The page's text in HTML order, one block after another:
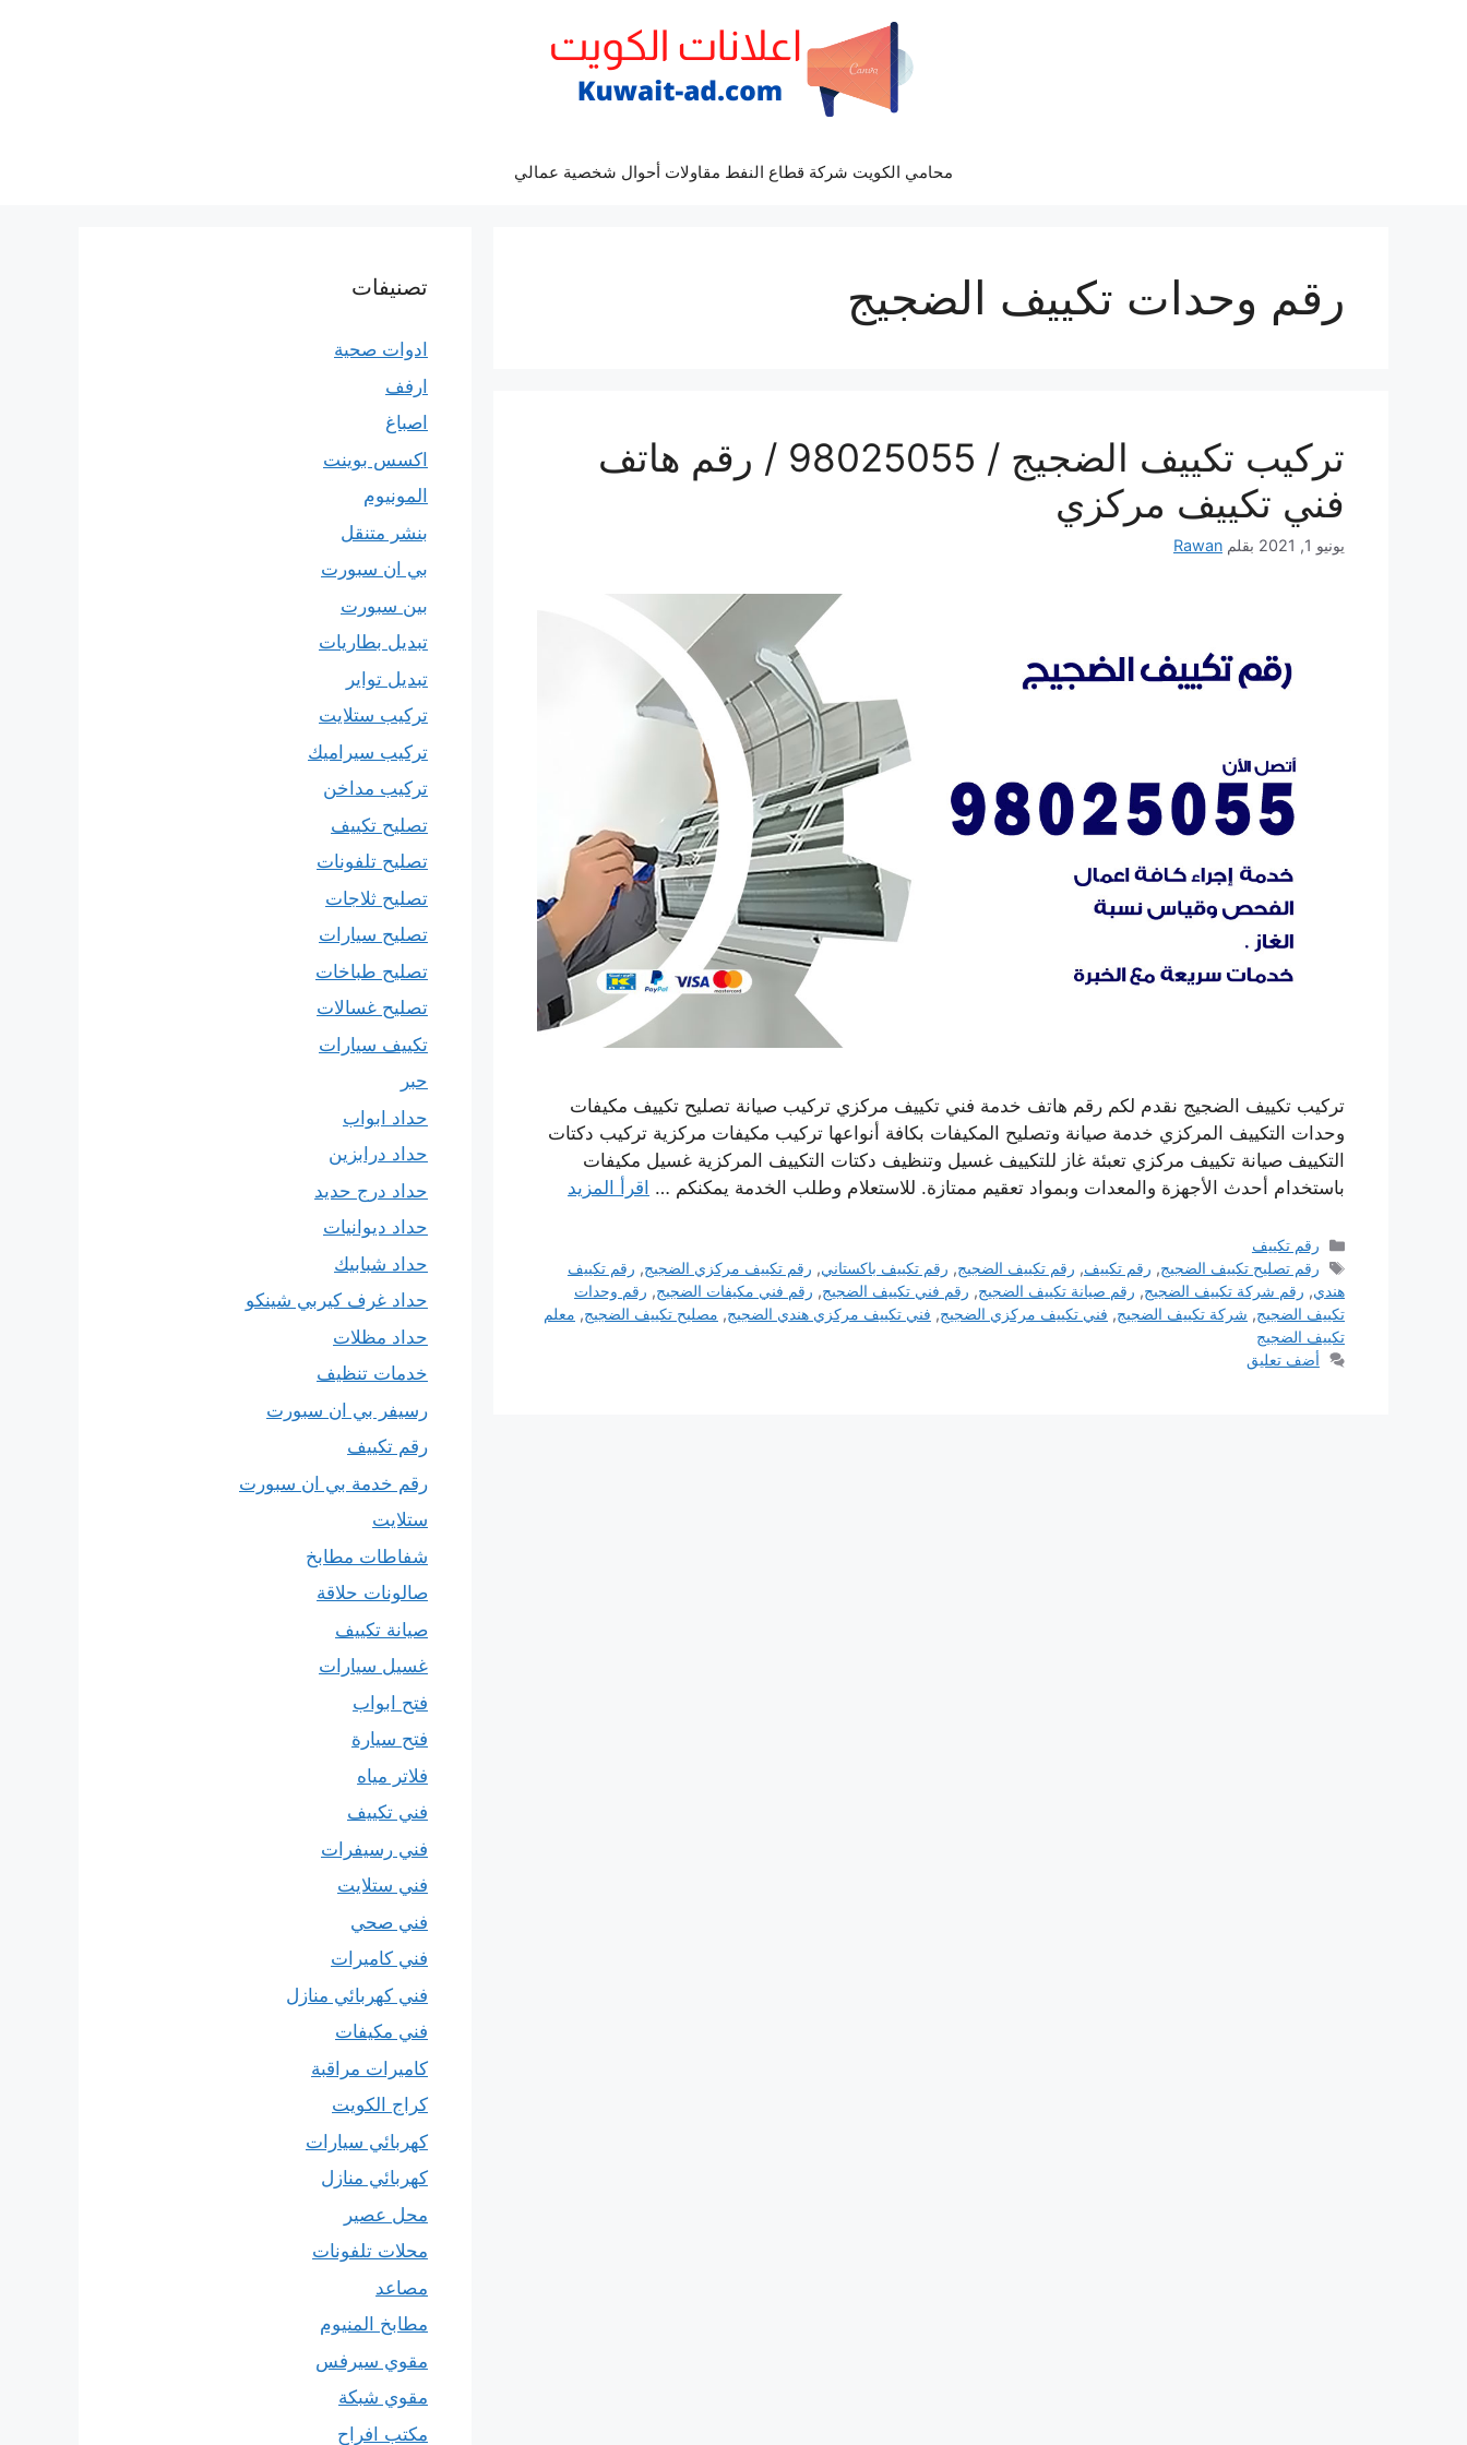
محامي الكويت شركة قطاع النفط مقاولات أحوال شخصية عمالي
رقم وحدات تكييف الضجيج
تركيب تكييف الضجيج / 98025055 / رقم هاتف
فني تكييف مركزي
يونيو 1, 2021 بقلم Rawan
تركيب تكييف الضجيج نقدم لكم رقم هاتف خدمة فني تكييف مركزي تركيب صيانة تصليح تكييف مكيفات
وحدات التكييف المركزي خدمة صيانة وتصليح المكيفات بكافة أنواعها تركيب مكيفات مركزية تركيب دكتات
التكييف صيانة تكييف مركزي تعبئة غاز للتكييف غسيل وتنظيف دكتات التكييف المركزية غسيل مكيفات
باستخدام أحدث الأجهزة والمعدات وبمواد تعقيم ممتازة. للاستعلام وطلب الخدمة يمكنكم … اقرأ المزيد
التصنيفات
رقم تكييف
الوسوم
رقم تصليح تكييف الضجيج, رقم تكييف, رقم تكييف الضجيج, رقم تكييف باكستاني, رقم تكييف مركزي الضجيج, رقم تكييف
هندي, رقم شركة تكييف الضجيج, رقم صيانة تكييف الضجيج, رقم فني تكييف الضجيج, رقم فني مكيفات الضجيج, رقم وحدات
تكييف الضجيج, شركة تكييف الضجيج, فني تكييف مركزي الضجيج, فني تكييف مركزي هندي الضجيج, مصليح تكييف الضجيج, معلم
تكييف الضجيج
أضف تعليق
تصنيفات
ادوات صحية
ارفف
اصباغ
اكسس بوينت
المونيوم
بنشر متنقل
بي ان سبورت
بين سبورت
تبديل بطاريات
تبديل تواير
تركيب ستلايت
تركيب سيراميك
تركيب مداخن
تصليح تكييف
تصليح تلفونات
تصليح ثلاجات
تصليح سيارات
تصليح طباخات
تصليح غسالات
تكييف سيارات
حبر
حداد ابواب
حداد درابزين
حداد درج حديد
حداد ديوانيات
حداد شبابيك
حداد غرف كيربي شينكو
حداد مظلات
خدمات تنظيف
رسيفر بي ان سبورت
رقم تكييف
رقم خدمة بي ان سبورت
ستلايت
شفاطات مطابخ
صالونات حلاقة
صيانة تكييف
غسيل سيارات
فتح ابواب
فتح سيارة
فلاتر مياه
فني تكييف
فني رسيفرات
فني ستلايت
فني صحي
فني كاميرات
فني كهربائي منازل
فني مكيفات
كاميرات مراقبة
كراج الكويت
كهربائي سيارات
كهربائي منازل
محل عصير
محلات تلفونات
مصاعد
مطابخ المنيوم
مقوي سيرفس
مقوي شبكة
مكتب افراح